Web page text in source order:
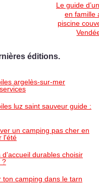
Le guide
en famille
piscine
éditions.
argelès-sur-mer
luz saint sauveur guide :
un camping pas cher en
l'été
durables choisir
?
ton camping dans le tarn